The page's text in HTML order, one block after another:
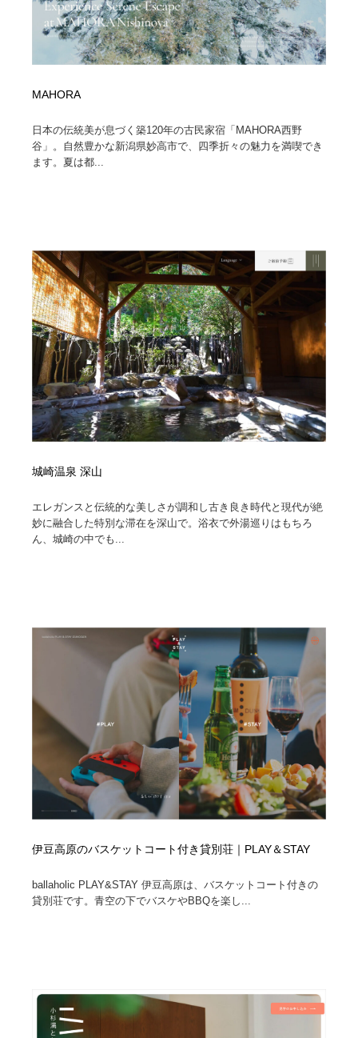
MAHORA
日本の伝統美が息づく築120年の古民家宿「MAHORA西野
谷」。自然豊かな新潟県妙高市で、四季折々の魅力を満喫でき
ます。夏は都...
城崎温泉 深山
エレガンスと伝統的な美しさが調和し古き良き時代と現代が絶
妙に融合した特別な滞在を深山で。浴衣で外湯巡りはもちろ
ん、城崎の中でも...
伊豆高原のバスケットコート付き貸別荘｜PLAY＆STAY
ballaholic PLAY&STAY 伊豆高原は、バスケットコート付きの
貸別荘です。青空の下でバスケやBBQを楽し...